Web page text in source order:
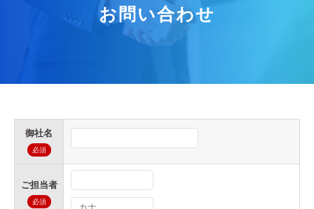
お問い合わせ
御社名
必須
ご担当者
必須